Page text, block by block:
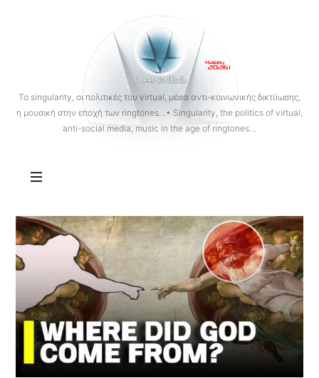
OANNES
To singularity, οι πολιτικές του virtual, μέσα αντι-κοινωνικής δικτύωσης,
η μουσική στην εποχή των ringtones…• Singularity, the politics of virtual,
anti-social media, music in the age of ringtones…